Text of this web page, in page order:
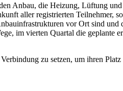
Anbau, die Heizung, Lüftung
aller registrierten Teilnehmer,
vor Ort sind und
im vierten Quartal die geplante
zu setzen, um ihren